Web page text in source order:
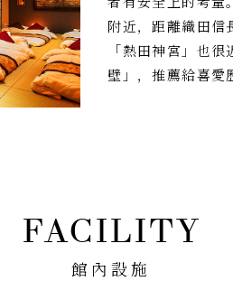
附近，距離織田信
「熱田神宮」也
壁」，推薦給喜愛
館內設施